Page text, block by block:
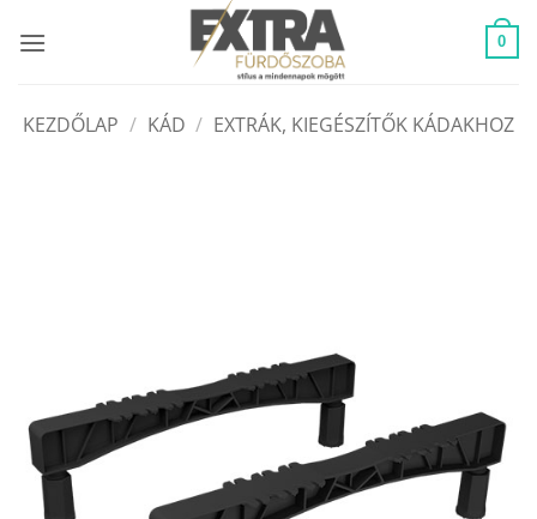
0
KEZDŐLAP / KÁD / EXTRÁK, KIEGÉSZÍTŐK KÁDAKHOZ